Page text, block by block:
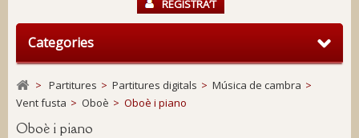
REGISTRA’T
Categories
> Partitures > Partitures digitals > Música de cambra >
Vent fusta > Oboè > Oboè i piano
Oboè i piano